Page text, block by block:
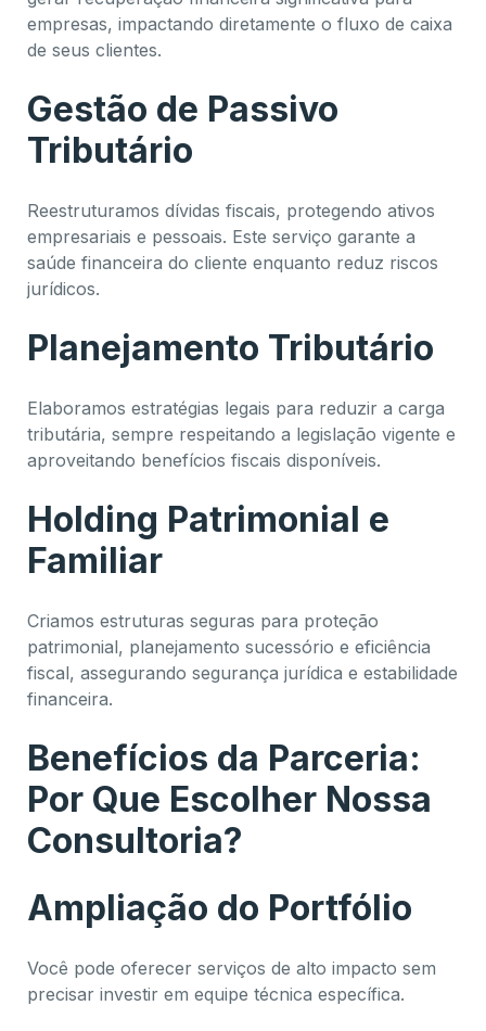
empresas, impactando diretamente o fluxo de caixa
de seus clientes.
Gestão de Passivo
Tributário
Reestruturamos dívidas fiscais, protegendo ativos
empresariais e pessoais. Este serviço garante a
saúde financeira do cliente enquanto reduz riscos
jurídicos.
Planejamento Tributário
Elaboramos estratégias legais para reduzir a carga
tributária, sempre respeitando a legislação vigente e
aproveitando benefícios fiscais disponíveis.
Holding Patrimonial e
Familiar
Criamos estruturas seguras para proteção
patrimonial, planejamento sucessório e eficiência
fiscal, assegurando segurança jurídica e estabilidade
financeira.
Benefícios da Parceria:
Por Que Escolher Nossa
Consultoria?
Ampliação do Portfólio
Você pode oferecer serviços de alto impacto sem
precisar investir em equipe técnica específica.